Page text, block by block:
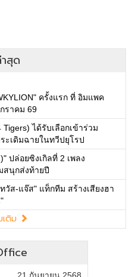
สุด
ครั้งแรก ที่ อิมแพค
ราคม 69
ได้รับเลือกเข้าร่วม
ะเดิมฉายในทวีปยุโรป
ปล่อยซิงเกิลที่ 2 เพลง
สนุกส่งท้ายปี
วัส-แจ๊ส" แท็กทีม สร้างเสียงฮา
ติม
21 กันยายน 2568